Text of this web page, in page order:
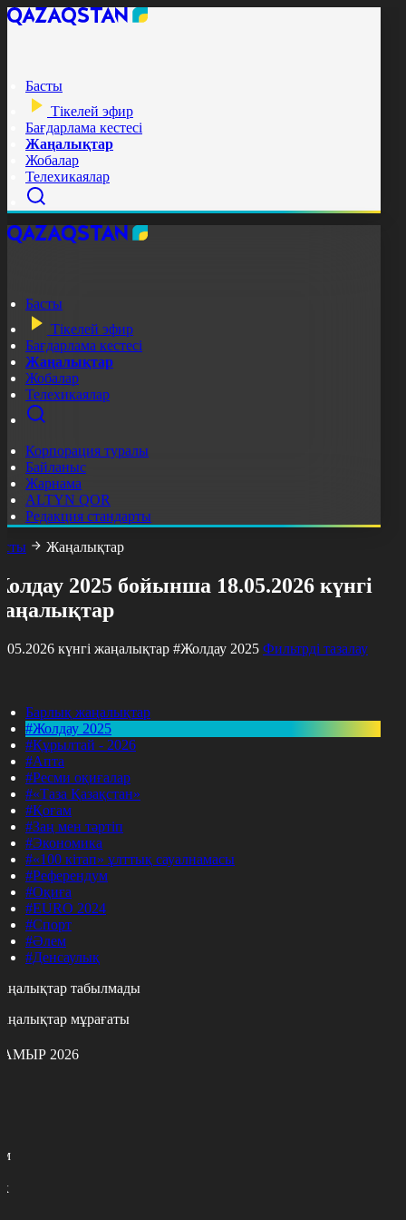
Басты
Тікелей эфир
Бағдарлама кестесі
Жаңалықтар
Жобалар
Телехикаялар
Басты
Тікелей эфир
Бағдарлама кестесі
Жаңалықтар
Жобалар
Телехикаялар
Корпорация туралы
Байланыс
Жарнама
ALTYN QOR
Редакция стандарты
Жаңалықтар
2025 бойынша 18.05.2026 күнгі
күнгі жаңалықтар #Жолдау 2025 Фильтрді тазалау
Барлық жаңалықтар
#Жолдау 2025
#Құрылтай - 2026
#Апта
#Ресми оқиғалар
#«Таза Қазақстан»
#Қоғам
#Заң мен тәртіп
#Экономика
#«100 кітап» ұлттық сауалнамасы
#Референдум
#Оқиға
#EURO 2024
#Спорт
#Әлем
#Денсаулық
табылмады
мұрағаты
2026